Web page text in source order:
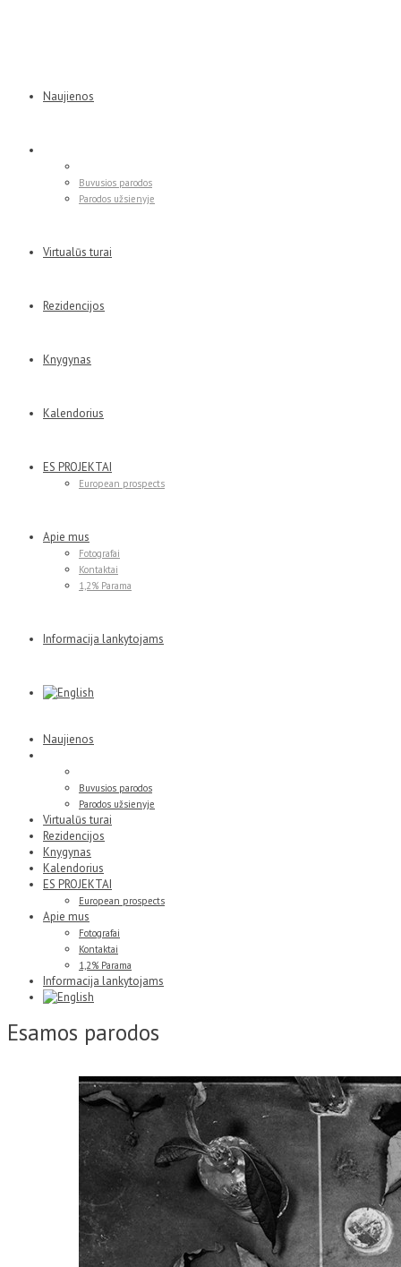
Naujienos
Buvusios parodos
Parodos užsienyje
Virtualūs turai
Rezidencijos
Knygynas
Kalendorius
ES PROJEKTAI
European prospects
Apie mus
Fotografai
Kontaktai
1,2% Parama
Informacija lankytojams
Naujienos
Buvusios parodos
Parodos užsienyje
Virtualūs turai
Rezidencijos
Knygynas
Kalendorius
ES PROJEKTAI
European prospects
Apie mus
Fotografai
Kontaktai
1,2% Parama
Informacija lankytojams
Esamos parodos